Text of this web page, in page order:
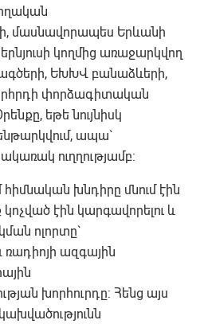
մասնավորապես Երևանի
կողմից առաջարկվող
ԵԽԽՎ բանաձևերի,
փորձագիտական
եթե նույնիսկ
ապա`
ուղղությամբ:
խնդիրը մնում էին
էին կարգավորելու և
ոլորտը`
ազգային
խորհուրդը: Հենց այս